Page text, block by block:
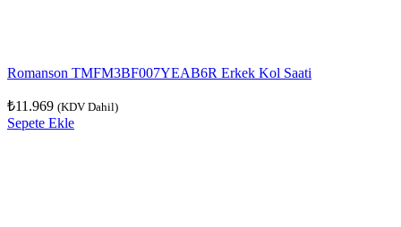
Romanson TMFM3BF007YEAB6R Erkek Kol Saati
₺11.969 (KDV Dahil)
Sepete Ekle